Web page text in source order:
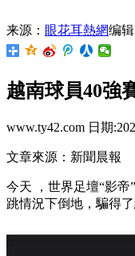
来源： 眼花耳熱網编
越南球員40強
www.ty42.com 日期
文章來源：新聞晨報
今天 ，世界足壇“影
跳情況下倒地 ，騙得